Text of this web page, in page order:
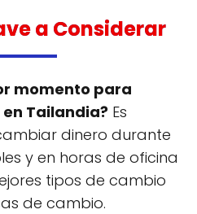
a Considerar
momento para
Tailandia? Es
dinero durante
y en horas de oficina
tipos de cambio
de cambio.